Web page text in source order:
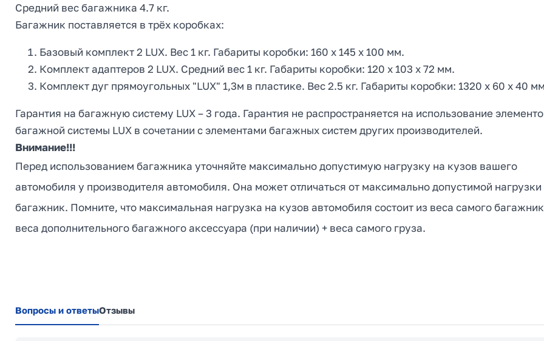
Средний вес багажника 4.7 кг.
Багажник поставляется в трёх коробках:
Базовый комплект 2 LUX. Вес 1 кг. Габариты коробки: 160 х 145 х 100 мм.
Комплект адаптеров 2 LUX. Средний вес 1 кг. Габариты коробки: 120 х 103 х 72 мм.
Комплект дуг прямоугольных "LUX" 1,3м в пластике. Вес 2.5 кг. Габариты коробки: 1320 х 60 х 40
Гарантия на багажную систему LUX – 3 года. Гарантия не распространяется на использование
багажной системы LUX в сочетании с элементами багажных систем других производителей.
Внимание!!!
Перед использованием багажника уточняйте максимально допустимую нагрузку на кузов вашего
автомобиля у производителя автомобиля. Она может отличаться от максимально допустимой нагрузки
багажник. Помните, что максимальная нагрузка на кузов автомобиля состоит из веса самого
веса дополнительного багажного аксессуара (при наличии) + веса самого груза.
Вопросы и ответыОтзывы